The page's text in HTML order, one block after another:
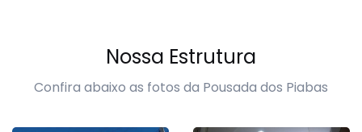
Nossa Estrutura
Confira abaixo as fotos da Pousada dos Piabas